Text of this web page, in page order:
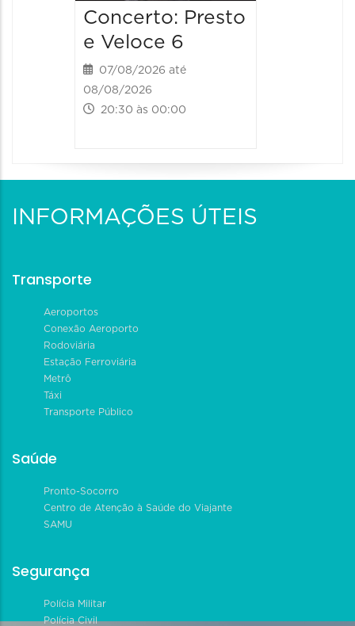
Concerto: Presto
e Veloce 6
07/08/2026 até
08/08/2026
20:30 às 00:00
INFORMAÇÕES ÚTEIS
Transporte
Aeroportos
Conexão Aeroporto
Rodoviária
Estação Ferroviária
Metrô
Táxi
Transporte Público
Saúde
Pronto-Socorro
Centro de Atenção à Saúde do Viajante
SAMU
Segurança
Polícia Militar
Polícia Civil